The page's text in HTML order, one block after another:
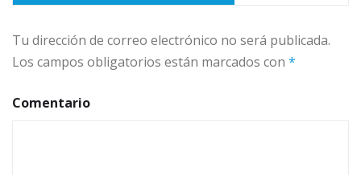
Tu dirección de correo electrónico no será publicada.
Los campos obligatorios están marcados con *
Comentario